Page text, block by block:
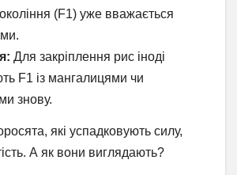
(F1) уже вважається
Для закріплення рис іноді
F1 із мангалицями чи
знову.
які успадковують силу,
А як вони виглядають?